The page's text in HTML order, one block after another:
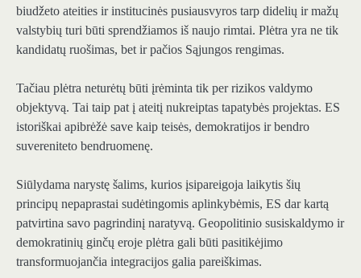
biudžeto ateities ir institucinės pusiausvyros tarp didelių ir mažų
valstybių turi būti sprendžiamos iš naujo rimtai. Plėtra yra ne tik
kandidatų ruošimas, bet ir pačios Sąjungos rengimas.
Tačiau plėtra neturėtų būti įrėminta tik per rizikos valdymo
objektyvą. Tai taip pat į ateitį nukreiptas tapatybės projektas. ES
istoriškai apibrėžė save kaip teisės, demokratijos ir bendro
suvereniteto bendruomenę.
Siūlydama narystę šalims, kurios įsipareigoja laikytis šių
principų nepaprastai sudėtingomis aplinkybėmis, ES dar kartą
patvirtina savo pagrindinį naratyvą. Geopolitinio susiskaldymo ir
demokratinių ginčų eroje plėtra gali būti pasitikėjimo
transformuojančia integracijos galia pareiškimas.